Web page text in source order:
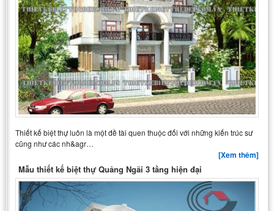
Thiết kế biệt thự luôn là một đề tài quen thuộc đối với những kiến trúc sư
cũng như các nh&agr…
[Xem thêm]
Mẫu thiết kế biệt thự Quảng Ngãi 3 tầng hiện đại